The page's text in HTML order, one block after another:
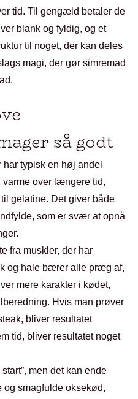
tid. Til gengæld betaler de
blank og fyldig, og et
til noget, der kan deles
magi, der gør simremad
så godt
typisk en høj andel
over længere tid,
gelatine. Det giver både
som er svær at opnå
fra muskler, der har
og hale bærer alle præg af,
mere karakter i kødet,
Hvis man prøver
bliver resultatet
tid, bliver resultatet noget
men det kan ende
og smagfulde oksekød,